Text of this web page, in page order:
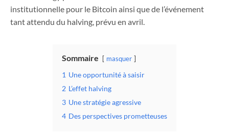
institutionnelle pour le Bitcoin ainsi que de l’événement
tant attendu du halving, prévu en avril.
Sommaire masquer
1 Une opportunité à saisir
2 L’effet halving
3 Une stratégie agressive
4 Des perspectives prometteuses